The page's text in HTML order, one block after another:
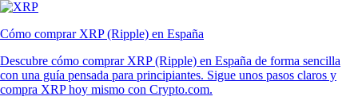
Cómo comprar XRP (Ripple) en España
Descubre cómo comprar XRP (Ripple) en España de forma sencilla
con una guía pensada para principiantes. Sigue unos pasos claros y
compra XRP hoy mismo con Crypto.com.